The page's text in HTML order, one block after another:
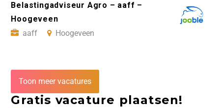
Belastingadviseur Agro – aaff –
Hoogeveen
aaff
Hoogeveen
Toon meer vacatures
Gratis vacature plaatsen!